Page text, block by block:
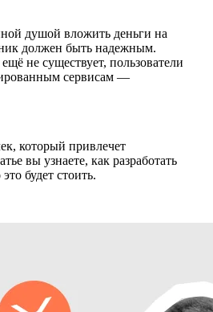
душой вложить деньги на
должен быть надежным.
не существует, пользователи
сервисам —
который привлечет
вы узнаете, как разработать
будет стоить.